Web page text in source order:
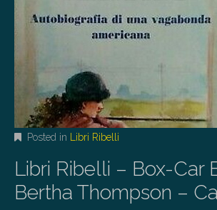
Posted in Libri Ribelli
Libri Ribelli – Box-Car
Bertha Thompson –